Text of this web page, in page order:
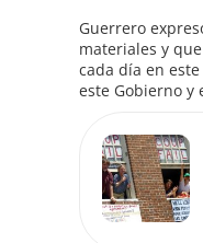
Guerrero
materiales y
cada día en
este Gobierno y